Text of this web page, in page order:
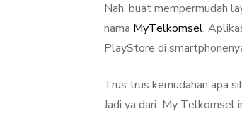
Nah, buat mempermudah
nama MyTelkomsel.
PlayStore di
Trus trus kemudahan apa
Jadi ya dari My Telkomsel